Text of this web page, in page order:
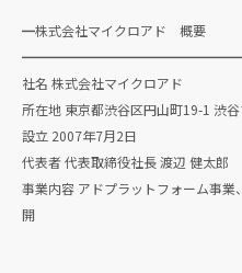
━株式会社マイクロアド 概要
社名 株式会社マイクロアド
所在地 東京都渋谷区円山町19-1 渋
設立 2007年7月2日
代表者 代表取締役社長 渡辺 健太郎
事業内容 アドプラットフォーム事
開